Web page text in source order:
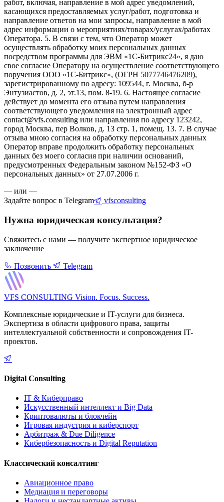
работ, включая, направление в мой адрес уведомлений,
касающихся предоставляемых услуг/работ, подготовка и
направление ответов на мои запросы, направление в мой
адрес информации о мероприятиях/товарах/услугах/работах
Оператора. 5. В связи с тем, что Оператор может
осуществлять обработку моих персональных данных
посредством программы для ЭВМ «1С-Битрикс24», я даю
свое согласие Оператору на осуществление соответствующего
поручения ООО «1С-Битрикс», (ОГРН 5077746476209),
зарегистрированному по адресу: 109544, г. Москва, б-р
Энтузиастов, д. 2, эт.13, пом. 8-19. 6. Настоящее согласие
действует до момента его отзыва путем направления
соответствующего уведомления на электронный адрес
contact@vfs.consulting или направления по адресу 123242,
город Москва, пер Волков, д. 13 стр. 1, помещ. 13. 7. В случае
отзыва мною согласия на обработку персональных данных
Оператор вправе продолжить обработку персональных
данных без моего согласия при наличии оснований,
предусмотренных Федеральным законом №152-ФЗ «О
персональных данных» от 27.07.2006 г.
— или —
Задайте вопрос в Telegram
vfsconsulting
Нужна юридическая консультация?
Свяжитесь с нами — получите экспертное юридическое
заключение
Позвонить Telegram
VFS CONSULTING Vision. Focus. Success.
Комплексные юридические и IT-услуги для бизнеса.
Экспертиза в области цифрового права, защиты
интеллектуальной собственности и сопровождения IT-
проектов.
Digital Consulting
IT & Киберправо
Искусственный интеллект и Big Data
Криптовалюты и блокчейн
Игровая индустрия и киберспорт
Арбитраж & Due Diligence
Кибербезопасность и Digital Reputation
Классический консалтинг
Авиационное право
Медиация и переговоры